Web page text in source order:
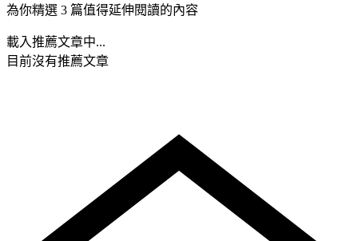
為你精選 3 篇值得延伸閱讀的內容
載入推薦文章中...
目前沒有推薦文章